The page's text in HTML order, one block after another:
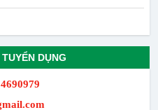
DỤNG